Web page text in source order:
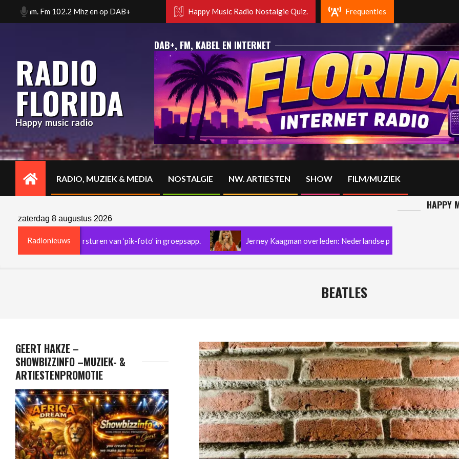
Fm 102.2 Mhz en op DAB+ Happy music radio. Florida radio Rotterdam. Fm 102.2 Mhz en op DAB+
Happy Music Radio Nostalgie Quiz. Frequenties
RADIO
FLORIDA
Happy music radio
DAB+, FM, KABEL EN INTERNET
Primary
Navigation
RADIO, MUZIEK & MEDIA NOSTALGIE NW. ARTIESTEN SHOW FILM/MUZIEK
zaterdag 8 augustus 2026
Radionieuws
geschorst na versturen van ‘pik-foto’ in groepsapp. Jerney Kaagman overleden: Nederlandse popmuziek verliest de
HAPPY
BEATLES
GEERT HAKZE –
SHOWBIZZINFO –MUZIEK- &
ARTIESTENPROMOTIE